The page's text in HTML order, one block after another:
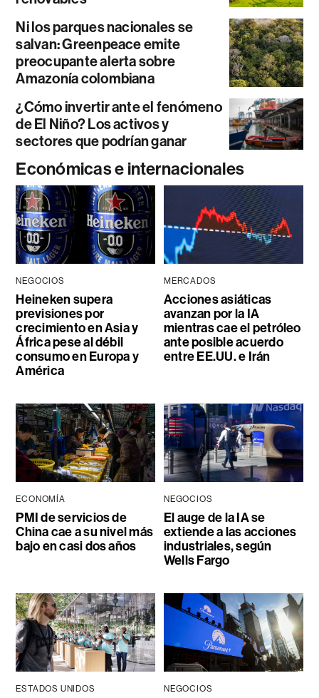
Ni los parques nacionales se
salvan: Greenpeace emite
preocupante alerta sobre
Amazonía colombiana
¿Cómo invertir ante el fenómeno
de El Niño? Los activos y
sectores que podrían ganar
Económicas e internacionales
NEGOCIOS
Heineken supera
previsiones por
crecimiento en Asia y
África pese al débil
consumo en Europa y
América
MERCADOS
Acciones asiáticas
avanzan por la IA
mientras cae el petróleo
ante posible acuerdo
entre EE.UU. e Irán
ECONOMÍA
PMI de servicios de
China cae a su nivel más
bajo en casi dos años
NEGOCIOS
El auge de la IA se
extiende a las acciones
industriales, según
Wells Fargo
ESTADOS UNIDOS NEGOCIOS